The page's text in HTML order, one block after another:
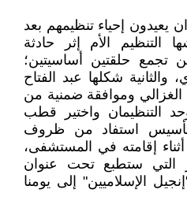
يعيدون إحياء تنظيمهم بعد
التنظيم الأم إثر حادثة
تجمع حلقتين أساسيتين؛
شكلها عبد الفتاح
وموافقة ضمنية من
التنظيمان واختير قطب
استفاد من ظروف
أثناء إقامته في المستشفى،
التي ستطبع تحت عنوان
الإسلاميين" إلى يومنا